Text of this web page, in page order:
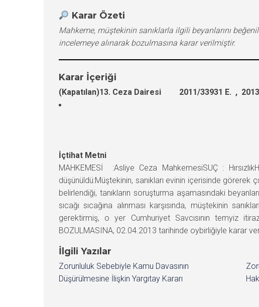
Karar Özeti
Mahkeme, müştekinin sanıklarla ilgili beyanlarını
incelemeye alınarak bozulmasına karar verilmiştir.
Karar İçeriği
(Kapatılan)13. Ceza Dairesi 2011/33931 E. ,
İçtihat Metni
MAHKEMESİ :Asliye Ceza MahkemesiSUÇ :
düşünüldü:Müştekinin, sanıkları evinin içerisinde görerek
belirlendiği, tanıkların soruşturma aşamasındaki
sıcağı sıcağına alınması karşısında, müştekinin
gerektirmiş, o yer Cumhuriyet Savcısının temyiz
BOZULMASINA, 02.04.2013 tarihinde oybirliğiyle karar
İlgili Yazılar
Zorunluluk Sebebiyle Kamu Davasının
Düşürülmesine İlişkin Yargıtay Kararı